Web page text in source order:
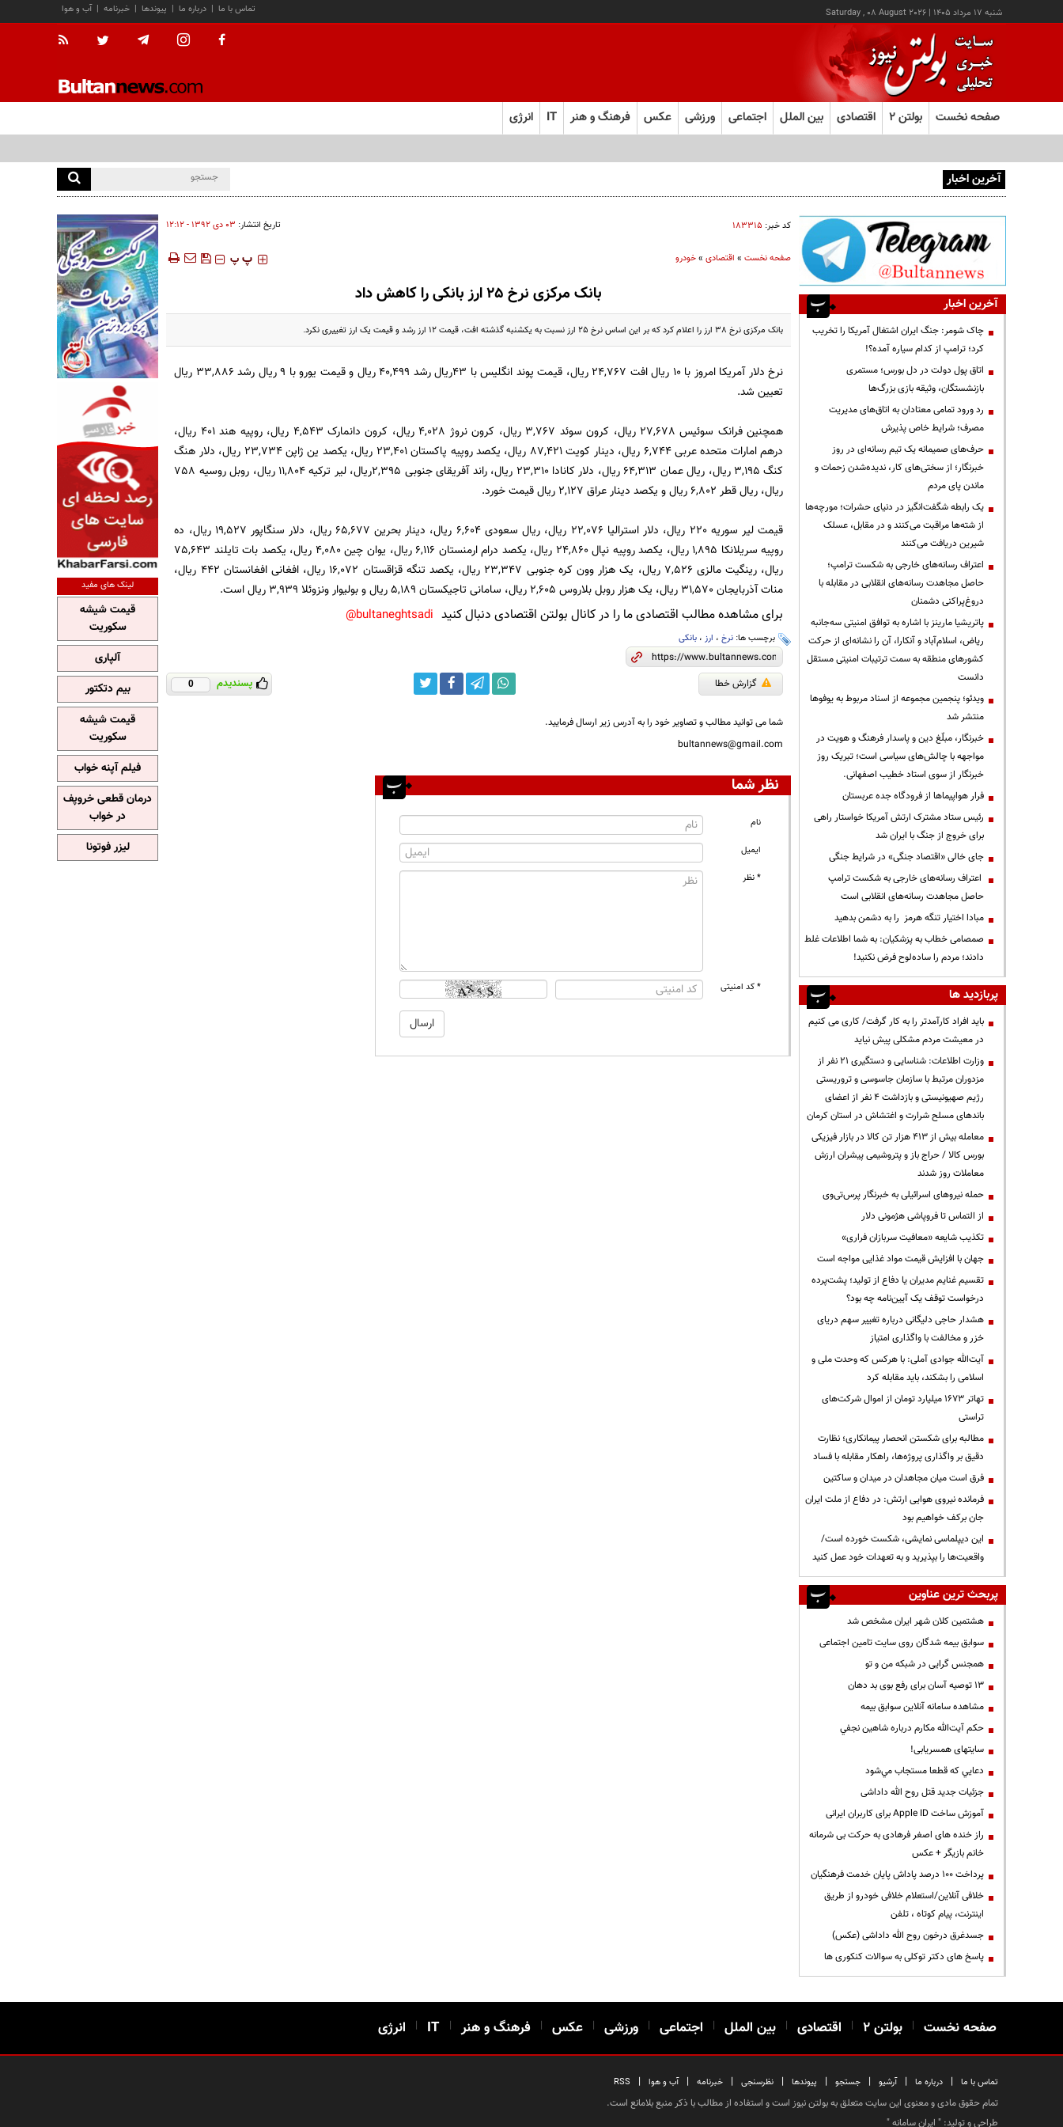
شنبه ۱۷ مرداد ۱۴۰۵ |
Saturday , 08 August 2026 آب و هوا | خبرنامه | پیوندها | درباره ما | تماس با ما
صفحه نخست بولتن ۲ اقتصادی بین الملل اجتماعی ورزشی عکس فرهنگ و هنر IT انرژی
آخرین اخبار
کد خبر: ۱۸۳۳۱۵ تاریخ انتشار: ۰۳ دی ۱۳۹۲ - ۱۲:۱۲
صفحه نخست» اقتصادی»خودرو ‍‍‍ پ پ
بانک مرکزی نرخ 25 ارز بانکی را کاهش داد
بانک مرکزی نرخ 38 ارز را اعلام کرد که بر این اساس نرخ 25 ارز نسبت به یکشنبه گذشته افت، قیمت 12 ارز رشد و قیمت یک ارز تغییری نکرد.
نرخ دلار آمریکا امروز با 10 ریال افت 24,767 ریال، قیمت پوند انگلیس با 43ریال رشد 40,499 ریال و قیمت یورو با 9 ریال رشد 33,886 ریال
تعیین شد.
همچنین فرانک سوئیس 27,678 ریال، کرون سوئد 3,767 ریال، کرون نروژ 4,028 ریال، کرون دانمارک 4,543 ریال، روپیه هند 401 ریال،
درهم امارات متحده عربی 6,744 ریال، دینار کویت 87,421 ریال، یکصد روپیه پاکستان 23,401 ریال، یکصد ین ژاپن 23,734 ریال، دلار هنگ
کنگ 3,195 ریال، ریال عمان 64,313 ریال، دلار کانادا 23,310 ریال، راند آفریقای جنوبی 2,395ریال، لیر ترکیه 11,804 ریال، روبل روسیه 758
ریال، ریال قطر 6,802 ریال و یکصد دینار عراق 2,127 ریال قیمت خورد.
قیمت لیر سوریه 220 ریال، دلار استرالیا 22,076 ریال، ریال سعودی 6,604 ریال، دینار بحرین 65,677 ریال، دلار سنگاپور 19,527 ریال، ده
روپیه سریلانکا 1,895 ریال، یکصد روپیه نپال 24,860 ریال، یکصد درام ارمنستان 6,116 ریال، یوان چین 4,080 ریال، یکصد بات تایلند 75,643
ریال، رینگیت مالزی 7,526 ریال، یک هزار وون کره جنوبی 23,347 ریال، یکصد تنگه قزاقستان 16,072 ریال، افغانی افغانستان 442 ریال،
منات آذربایجان 31,570 ریال، یک هزار روبل بلاروس 2,605 ریال، سامانی تاجیکستان 5,189 ریال و بولیوار ونزوئلا 3,939 ریال است.
برای مشاهده مطالب اقتصادی ما را در کانال بولتن اقتصادی دنبال کنید bultaneghtsadi@
برچسب ها: نرخ، ارز، بانکی
گزارش خطا پسندیدم 0
شما می توانید مطالب و تصاویر خود را به آدرس زیر ارسال فرمایید.
bultannews@gmail.com
نظر شما
نام
ایمیل
* نظر
* کد امنیتی
آخرین اخبار
چاک شومر: جنگ ایران اشتغال آمریکا را تخریب
کرد؛ ترامپ از کدام سیاره آمده؟!
اتاق پول دولت در دل بورس؛ مستمری
بازنشستگان، وثیقه بازی بزرگ‌ها
رد ورود تمامی معتادان به اتاق‌های مدیریت
مصرف؛ شرایط خاص پذیرش
حرف‌های صمیمانه یک تیم رسانه‌ای در روز
خبرنگار؛ از سختی‌های کار، ندیده‌شدن زحمات و
ماندن پای مردم
یک رابطه شگفت‌انگیز در دنیای حشرات؛ مورچه‌ها
از شته‌ها مراقبت می‌کنند و در مقابل، عسلک
شیرین دریافت می‌کنند
اعتراف رسانه‌های خارجی به شکست ترامپ؛
حاصل مجاهدت رسانه‌های انقلابی در مقابله با
دروغ‌پراکنی دشمنان
پاتریشیا مارینز با اشاره به توافق امنیتی سه‌جانبه
ریاض، اسلام‌آباد و آنکارا، آن را نشانه‌ای از حرکت
کشورهای منطقه به سمت ترتیبات امنیتی مستقل
دانست
ویدئو؛ پنجمین مجموعه از اسناد مربوط به یوفوها
منتشر شد
خبرنگار، مبلّغ دین و پاسدار فرهنگ و هویت در
مواجهه با چالش‌های سیاسی است؛ تبریک روز
خبرنگار از سوی استاد خطیب اصفهانی.
فرار هواپیماها از فرودگاه جده عربستان
رئیس ستاد مشترک ارتش آمریکا خواستار راهی
برای خروج از جنگ با ایران شد
جای خالی «اقتصاد جنگی» در شرایط جنگی
اعتراف رسانه‌های خارجی به شکست ترامپ
حاصل مجاهدت رسانه‌های انقلابی است
مبادا اختیار تنگه هرمز را به دشمن بدهید
صمصامی خطاب به پزشکیان: به شما اطلاعات غلط
دادند؛ مردم را ساده‌لوح فرض نکنید!
پربازدید ها
باید افراد کارآمدتر را به کار گرفت/ کاری می کنیم
در معیشت مردم مشکلی پیش نیاید
وزارت اطلاعات: شناسایی و دستگیری ۲۱ نفر از
مزدوران مرتبط با سازمان جاسوسی و تروریستی
رژیم صهیونیستی و بازداشت ۴ نفر از اعضای
باندهای مسلح شرارت و اغتشاش در استان کرمان
معامله بیش از ۴۱۳ هزار تن کالا در بازار فیزیکی
بورس کالا / حراج باز و پتروشیمی پیشران ارزش
معاملات روز شدند
حمله نیروهای اسرائیلی به خبرنگار پرس‌تی‌وی
از التماس تا فروپاشی هژمونی دلار
تکذیب شایعه «معافیت سربازان فراری»
جهان با افزایش قیمت مواد غذایی مواجه است
تقسیم غنایم مدیران یا دفاع از تولید؛ پشت‌پرده
درخواست توقف یک آیین‌نامه چه بود؟
هشدار حاجی دلیگانی درباره تغییر سهم دریای
خزر و مخالفت با واگذاری امتیاز
آیت‌الله جوادی آملی: با هرکس که وحدت ملی و
اسلامی را بشکند، باید مقابله کرد
تهاتر ۱۶۷۳ میلیارد تومان از اموال شرکت‌های
تراستی
مطالبه برای شکستن انحصار پیمانکاری؛ نظارت
دقیق بر واگذاری پروژه‌ها، راهکار مقابله با فساد
فرق است میان مجاهدان در میدان و ساکتین
فرمانده نیروی هوایی ارتش: در دفاع از ملت ایران
جان برکف خواهیم بود
این دیپلماسی نمایشی، شکست خورده است/
واقعیت‌ها را بپذیرید و به تعهدات خود عمل کنید
پربحث ترین عناوین
هشتمین کلان شهر ایران مشخص شد
سوابق بیمه شدگان روی سایت تامین اجتماعی
همجنس گرایی در شبکه من و تو
13 توصیه آسان برای رفع بوی بد دهان
مشاهده سامانه آنلاين سوابق بیمه
حكم آيت‌الله مكارم درباره شاهين نجفي
سایتهای همسریابی!
دعايي كه قطعا مستجاب مي‌شود
جزئیات جدید قتل روح الله داداشی
آموزش ساخت Apple ID برای کاربران ایرانی
راز خنده های اصغر فرهادی به حرکت بی شرمانه
خانم بازیگر + عکس
پرداخت ۱۰۰ درصد پاداش پایان خدمت فرهنگیان
خلافی آنلاین/استعلام خلافی خودرو از طریق
اینترنت، پیام کوتاه ، تلفن
جسدغرق درخون روح الله داداشی (عکس)
پاسخ های دکتر توکلی به سوالات کنکوری ها
لینک های مفید
قیمت شیشه
سکوریت
آلپاری
بیم دتکتور
قیمت شیشه
سکوریت
فیلم آپنه خواب
درمان قطعی خروپف
در خواب
لیزر فوتونا
صفحه نخست | بولتن ۲ | اقتصادی | بین الملل | اجتماعی | ورزشی | عکس | فرهنگ و هنر |
IT
| انرژی
تماس با ما | درباره ما | آرشیو | جستجو | پیوندها | نظرسنجی | خبرنامه | آب و هوا |
RSS
تمام حقوق مادی و معنوی این سایت متعلق به بولتن نیوز است و استفاده از مطالب با ذکر منبع بلامانع است.
طراحی و تولید: " ایران سامانه"